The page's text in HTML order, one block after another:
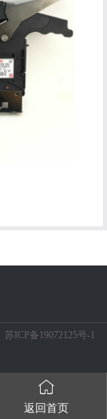
苏ICP备19072125号-1

返回首页